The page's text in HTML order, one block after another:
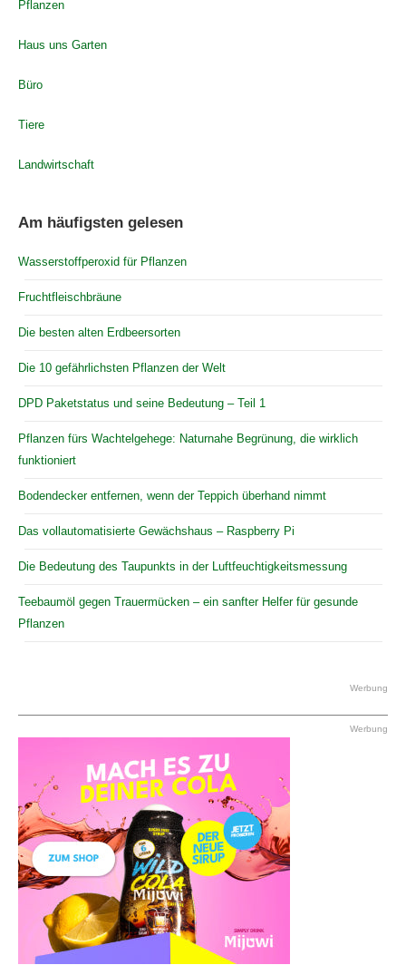
Pflanzen
Haus uns Garten
Büro
Tiere
Landwirtschaft
Am häufigsten gelesen
Wasserstoffperoxid für Pflanzen
Fruchtfleischbräune
Die besten alten Erdbeersorten
Die 10 gefährlichsten Pflanzen der Welt
DPD Paketstatus und seine Bedeutung – Teil 1
Pflanzen fürs Wachtelgehege: Naturnahe Begrünung, die wirklich
funktioniert
Bodendecker entfernen, wenn der Teppich überhand nimmt
Das vollautomatisierte Gewächshaus – Raspberry Pi
Die Bedeutung des Taupunkts in der Luftfeuchtigkeitsmessung
Teebaumöl gegen Trauermücken – ein sanfter Helfer für gesunde
Pflanzen
Werbung
Werbung